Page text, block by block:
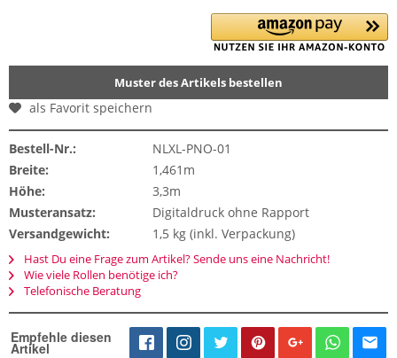
Muster des Artikels bestellen
als Favorit speichern
Bestell-Nr.:
NLXL-PNO-01
Breite:
1,461m
Höhe:
3,3m
Musteransatz:
Digitaldruck ohne Rapport
Versandgewicht:
1,5 kg (inkl. Verpackung)
Hast Du eine Frage zum Artikel? Sende uns eine Nachricht!
Wie viele Rollen benötige ich?
Telefonische Beratung
Empfehle diesen
Artikel